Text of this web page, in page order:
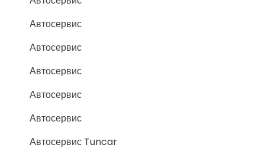
Автосервис
Автосервис
Автосервис
Автосервис
Автосервис
Автосервис Tuncar